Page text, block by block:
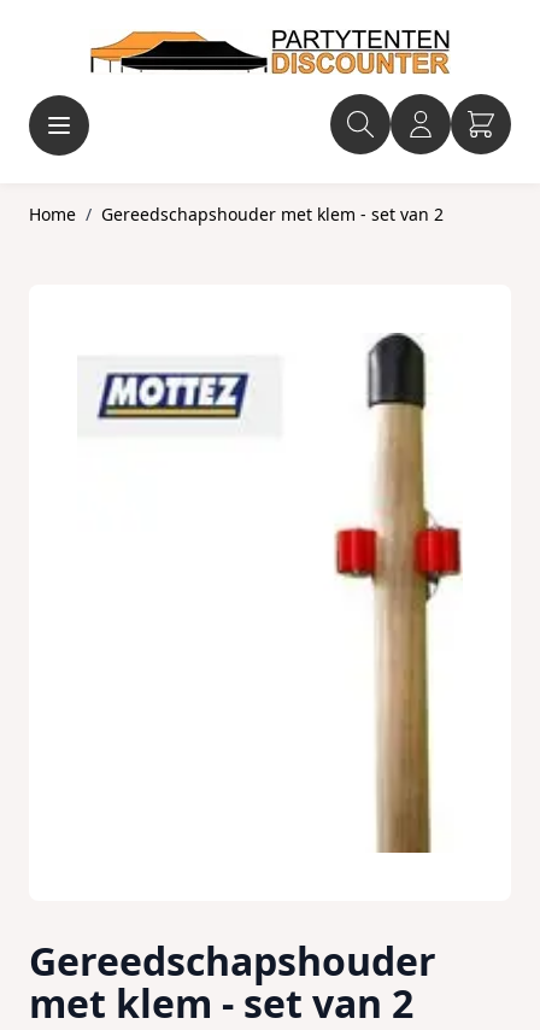
Home / Gereedschapshouder met klem - set van 2
Gereedschapshouder
met klem - set van 2